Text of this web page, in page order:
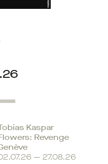
Kaspar
Revenge
— 27.08.26